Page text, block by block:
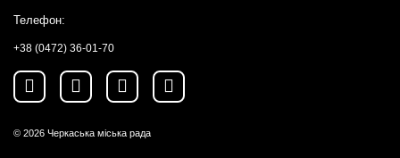
Телефон:
+38 (0472) 36-01-70
© 2026 Черкаська міська рада